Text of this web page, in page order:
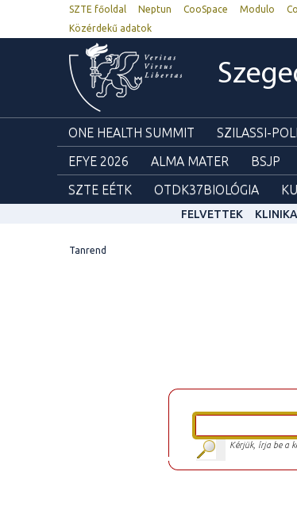
SZTE főoldal Neptun CooSpace Modulo
Közérdekű adatok
ONE HEALTH SUMMIT SZILASSI-
EFYE 2026
ALMA MATER BSJP
SZTE EÉTK
OTDK37BIOLÓGIA
FELVETTEK
Tanrend
Kérjük, írja be a